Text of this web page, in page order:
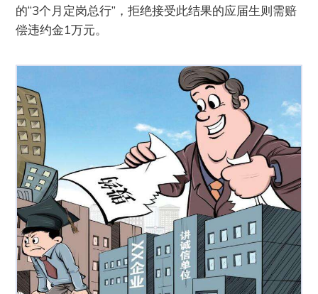
的“3个月定岗总行”，拒绝接受此结果的应届生则需赔
偿违约金1万元。